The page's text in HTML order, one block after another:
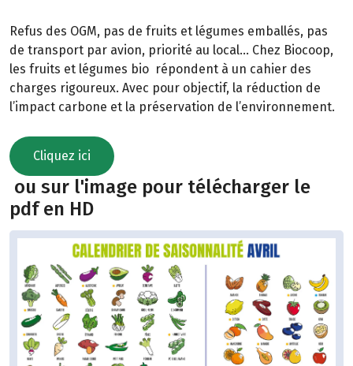
Refus des OGM, pas de fruits et légumes emballés, pas
de transport par avion, priorité au local… Chez Biocoop,
les fruits et légumes bio répondent à un cahier des
charges rigoureux. Avec pour objectif, la réduction de
l’impact carbone et la préservation de l’environnement.
Cliquez ici
ou sur l'image pour télécharger le
pdf en HD